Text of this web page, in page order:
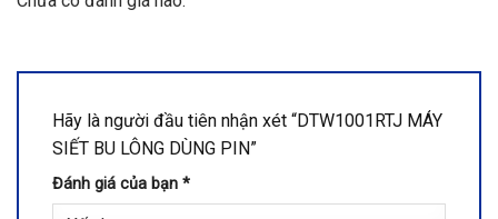
Hãy là người đầu tiên nhận xét “DTW1001RTJ MÁY
SIẾT BU LÔNG DÙNG PIN”
Đánh giá của bạn *